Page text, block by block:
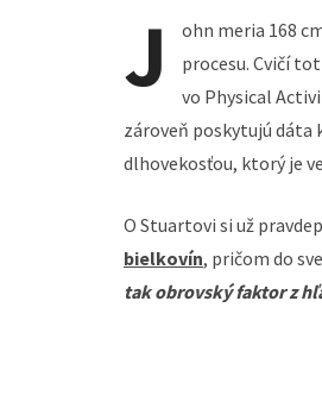
J
ohn meria 168
procesu. Cvičí
vo Physical
zároveň poskytujú dáta
dlhovekosťou, ktorý je
O Stuartovi si už
bielkovín, pričom do
tak obrovský faktor z